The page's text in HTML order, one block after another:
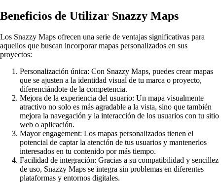
Beneficios de Utilizar Snazzy Maps
Los Snazzy Maps ofrecen una serie de ventajas significativas para
aquellos que buscan incorporar mapas personalizados en sus
proyectos:
Personalización única: Con Snazzy Maps, puedes crear mapas
que se ajusten a la identidad visual de tu marca o proyecto,
diferenciándote de la competencia.
Mejora de la experiencia del usuario: Un mapa visualmente
atractivo no solo es más agradable a la vista, sino que también
mejora la navegación y la interacción de los usuarios con tu sitio
web o aplicación.
Mayor engagement: Los mapas personalizados tienen el
potencial de captar la atención de tus usuarios y mantenerlos
interesados en tu contenido por más tiempo.
Facilidad de integración: Gracias a su compatibilidad y sencillez
de uso, Snazzy Maps se integra sin problemas en diferentes
plataformas y entornos digitales.